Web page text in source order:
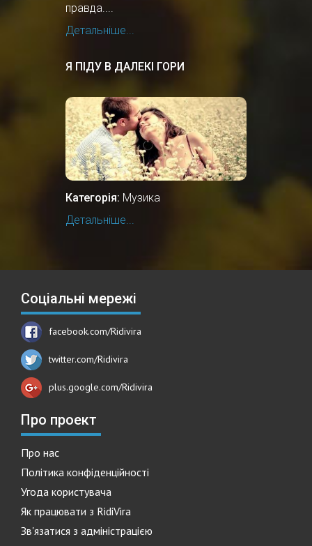
правда....
Детальніше...
Я ПІДУ В ДАЛЕКІ ГОРИ
Категорія: Музика
Детальніше...
Соціальні мережі
facebook.com/Ridivira
twitter.com/Ridivira
plus.google.com/Ridivira
Про проект
Про нас
Політика конфіденційності
Угода користувача
Як працювати з RidiVira
Зв'язатися з адміністрацією